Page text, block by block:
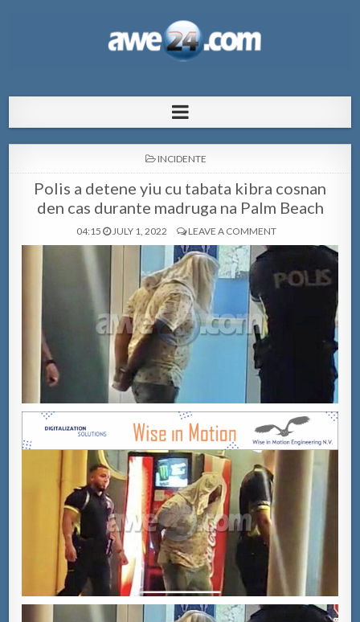
pa Aruba
POSTED
INCIDENTE
Polis a detene yiu cu tabata kibra cosnan
den cas durante madruga na Palm Beach
04:15 JULY 1, 2022 LEAVE A COMMENT